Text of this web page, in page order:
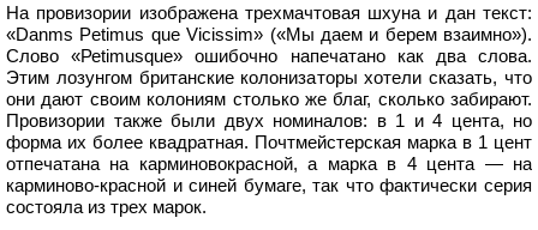
На провизории изображена трехмачтовая шхуна и дан текст:
«Danms Petimus que Vicissim» («Мы даем и берем взаимно»).
Слово «Реtimusque» ошибочно напечатано как два слова.
Этим лозунгом британские колонизаторы хотели сказать, что
они дают своим колониям столько же благ, сколько забирают.
Провизории также были двух номиналов: в 1 и 4 цента, но
форма их более квадратная. Почтмейстерская марка в 1 цент
отпечатана на карминовокрасной, а марка в 4 цента — на
карминово-красной и синей бумаге, так что фактически серия
состояла из трех марок.